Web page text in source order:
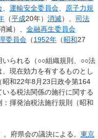
運輸安全委員会
原子力規
（平成20年） 消滅）、 司法
滅）、 金融再生委員会
委員会 （1952年 （昭和27
られる（○○組織規則、○○法
現在効力を有するものとし
和22年8月23日政令第164
る税法関係の施行に関する
揮発油税法施行規則（昭和
府県会の議決による。 東京